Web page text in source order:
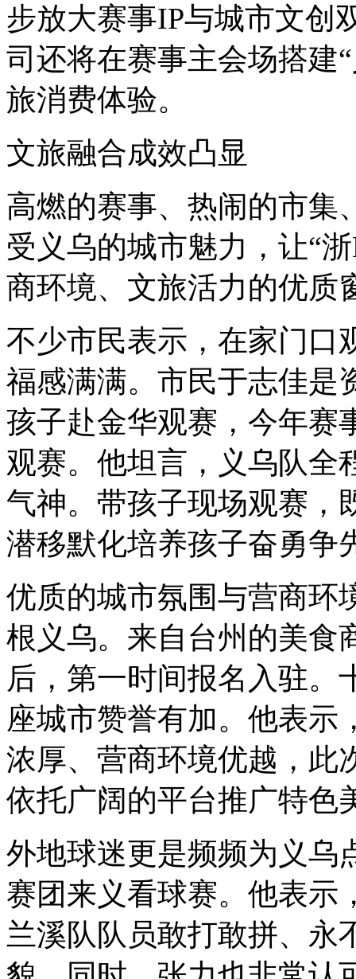
步放大赛事IP与城市文创
司还将在赛事主会场搭建
旅消费体验。
文旅融合成效凸显
高燃的赛事、热闹的市集
受义乌的城市魅力，让“
商环境、文旅活力的优质
不少市民表示，在家门口
福感满满。市民于志佳是
孩子赴金华观赛，今年赛
观赛。他坦言，义乌队全
气神。带孩子现场观赛，
潜移默化培养孩子奋勇争
优质的城市氛围与营商环
根义乌。来自台州的美食
后，第一时间报名入驻。
座城市赞誉有加。他表示
浓厚、营商环境优越，此
依托广阔的平台推广特色
外地球迷更是频频为义乌
赛团来义看球赛。他表示
兰溪队队员敢打敢拼、永